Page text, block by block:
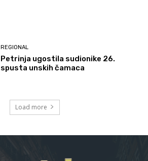
REGIONAL
Petrinja ugostila sudionike 26.
spusta unskih čamaca
Load more